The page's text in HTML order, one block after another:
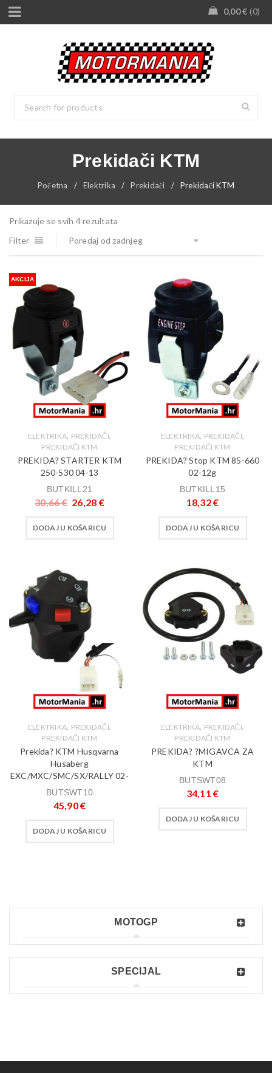
0,00€ 0
Prekidači KTM
Početna / Elektrika / Prekidači / Prekidači KTM
MOTOGP
SPECIJAL
Prikazuje se svih 4 rezultata
Filter
Poredaj od zadnjeg
AKCIJA
ELEKTRIKA, PREKIDAČI,
PREKIDAČI KTM
PREKIDA? STARTER KTM
250-530 04-13
BUTKILL21
30,66€ 26,28 €
DODAJ U KOŠARICU
ELEKTRIKA, PREKIDAČI,
PREKIDAČI KTM
PREKIDA? Stop KTM 85-660
02-12g
BUTKILL15
18,32€
DODAJ U KOŠARICU
ELEKTRIKA, PREKIDAČI,
PREKIDAČI KTM
Prekida? KTM Husqvarna
Husaberg
EXC/MXC/SMC/SX/RALLY 02-
BUTSWT10
45,90€
DODAJ U KOŠARICU
ELEKTRIKA, PREKIDAČI,
PREKIDAČI KTM
PREKIDA? ?MIGAVCA ZA
KTM
BUTSWT08
34,11€
DODAJ U KOŠARICU